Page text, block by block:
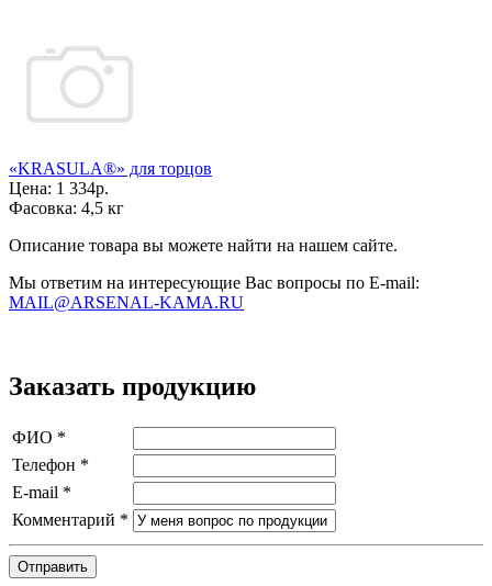
«KRASULA®» для торцов
Цена: 1 334р.
Фасовка: 4,5 кг
Описание товара вы можете найти на нашем сайте.
Мы ответим на интересующие Вас вопросы по E-mail:
MAIL@ARSENAL-KAMA.RU
Заказать продукцию
ФИО *
Телефон *
E-mail *
Комментарий *
Отправить